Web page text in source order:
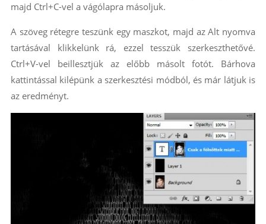
majd Ctrl+C-vel a vágólapra másoljuk.
A szöveg rétegre teszünk egy maszkot, majd az Alt nyomva
tartásával klikkelünk rá, ezzel tesszük szerkeszthetővé.
Ctrl+V-vel beillesztjük az előbb másolt fotót. Bárhova
kattintással kilépünk a szerkesztési módból, és már látjuk is
az eredményt.